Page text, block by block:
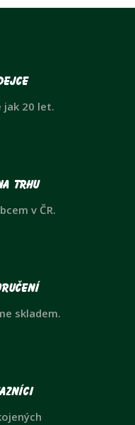
jak 20 let.
trhu
v ČR.
skladem.